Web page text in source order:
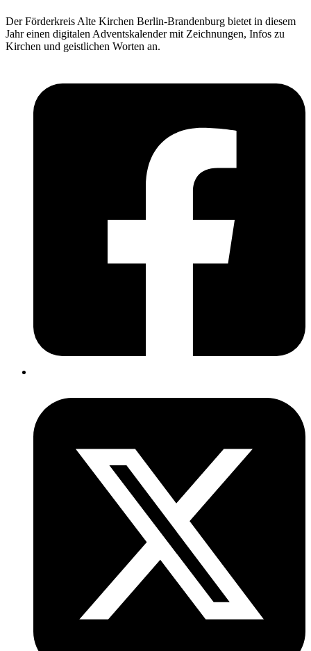
Der Förderkreis Alte Kirchen Berlin-Brandenburg bietet in diesem
Jahr einen digitalen Adventskalender mit Zeichnungen, Infos zu
Kirchen und geistlichen Worten an.